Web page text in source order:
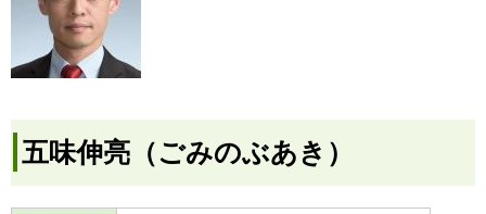
五味伸亮（ごみのぶあき）